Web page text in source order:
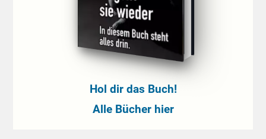
Hol dir das Buch!
Alle Bücher hier